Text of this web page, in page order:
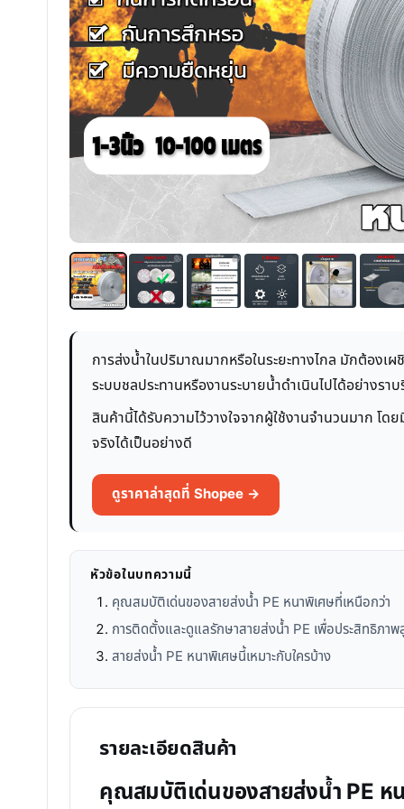
การส่งน้ำในปริมาณมากหรือในระยะทางไกล มักต้อง
ระบบชลประทานหรืองานระบายน้ำดำเนินไปได้อย่างร
สินค้านี้ได้รับความไว้วางใจจากผู้ใช้งานจำนวนมาก
จริงได้เป็นอย่างดี
ดูราคาล่าสุดที่ Shopee →
หัวข้อในบทความนี้
คุณสมบัติเด่นของสายส่งน้ำ PE หนาพิเศษที่เหนือกว่า
การติดตั้งและดูแลรักษาสายส่งน้ำ PE เพื่อประสิทธิภา
สายส่งน้ำ PE หนาพิเศษนี้เหมาะกับใครบ้าง
รายละเอียดสินค้า
คุณสมบัติเด่นของสายส่งน้ำ PE ห